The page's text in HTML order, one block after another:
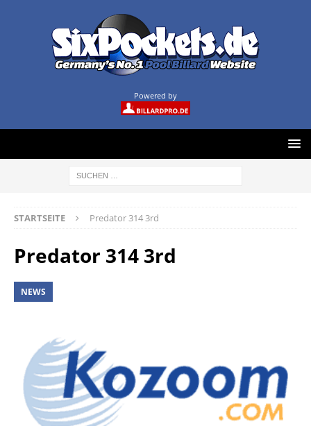
Powered by
STARTSEITE Predator 314 3rd
Predator 314 3rd
NEWS